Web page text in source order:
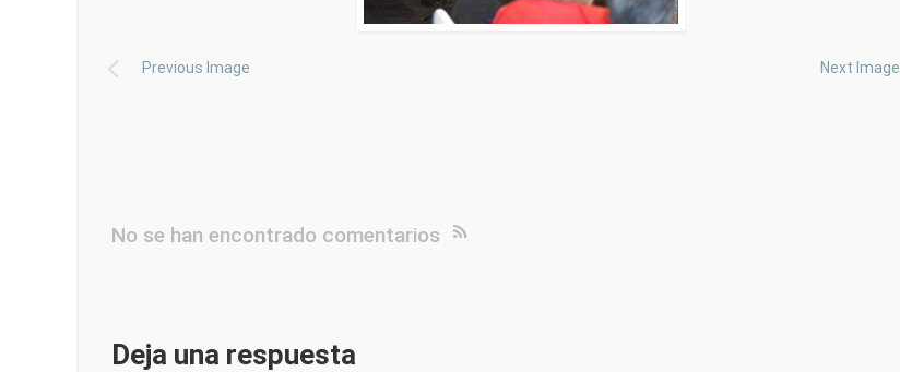
Previous Image Next Image
No se han encontrado comentarios
Deja una respuesta